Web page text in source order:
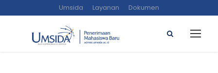
Umsida Layanan Dokumen